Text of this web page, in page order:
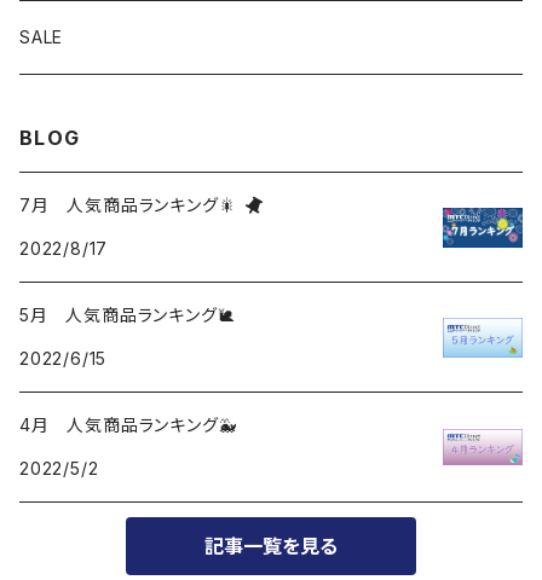
SALE
BLOG
7月 人気商品ランキング🎇
2022/8/17
5月 人気商品ランキング🐌
2022/6/15
4月 人気商品ランキング🐳
2022/5/2
記事一覧を見る